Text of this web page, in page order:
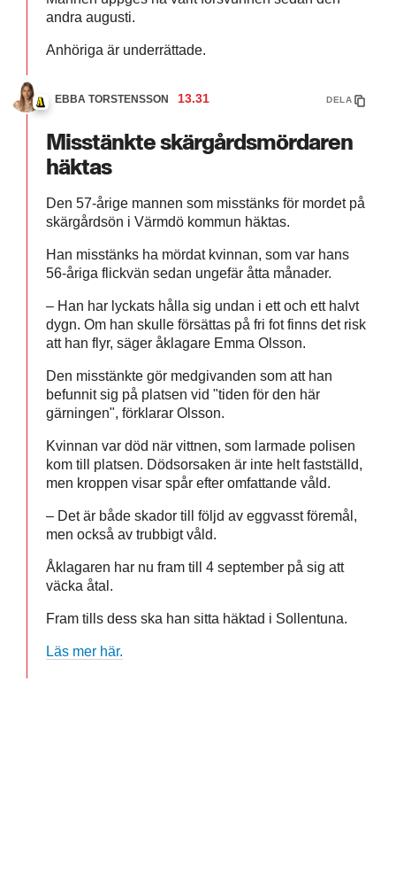
andra augusti.
Anhöriga är underrättade.
EBBA TORSTENSSON 13.31 DELA
Misstänkte skärgårdsmördaren
häktas
Den 57-årige mannen som misstänks för mordet på
skärgårdsön i Värmdö kommun häktas.
Han misstänks ha mördat kvinnan, som var hans
56-åriga flickvän sedan ungefär åtta månader.
– Han har lyckats hålla sig undan i ett och ett halvt
dygn. Om han skulle försättas på fri fot finns det risk
att han flyr, säger åklagare Emma Olsson.
Den misstänkte gör medgivanden som att han
befunnit sig på platsen vid "tiden för den här
gärningen", förklarar Olsson.
Kvinnan var död när vittnen, som larmade polisen
kom till platsen. Dödsorsaken är inte helt fastställd,
men kroppen visar spår efter omfattande våld.
– Det är både skador till följd av eggvasst föremål,
men också av trubbigt våld.
Åklagaren har nu fram till 4 september på sig att
väcka åtal.
Fram tills dess ska han sitta häktad i Sollentuna.
Läs mer här.